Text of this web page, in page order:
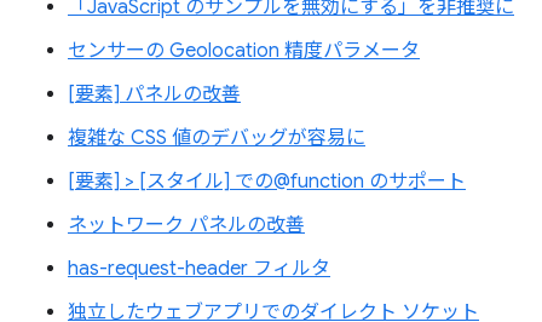
「JavaScript のサンプルを無効にする」を非推奨に
センサーの Geolocation 精度パラメータ
[要素] パネルの改善
複雑な CSS 値のデバッグが容易に
[要素] > [スタイル] での@function のサポート
ネットワーク パネルの改善
has-request-header フィルタ
独立したウェブアプリでのダイレクト ソケット